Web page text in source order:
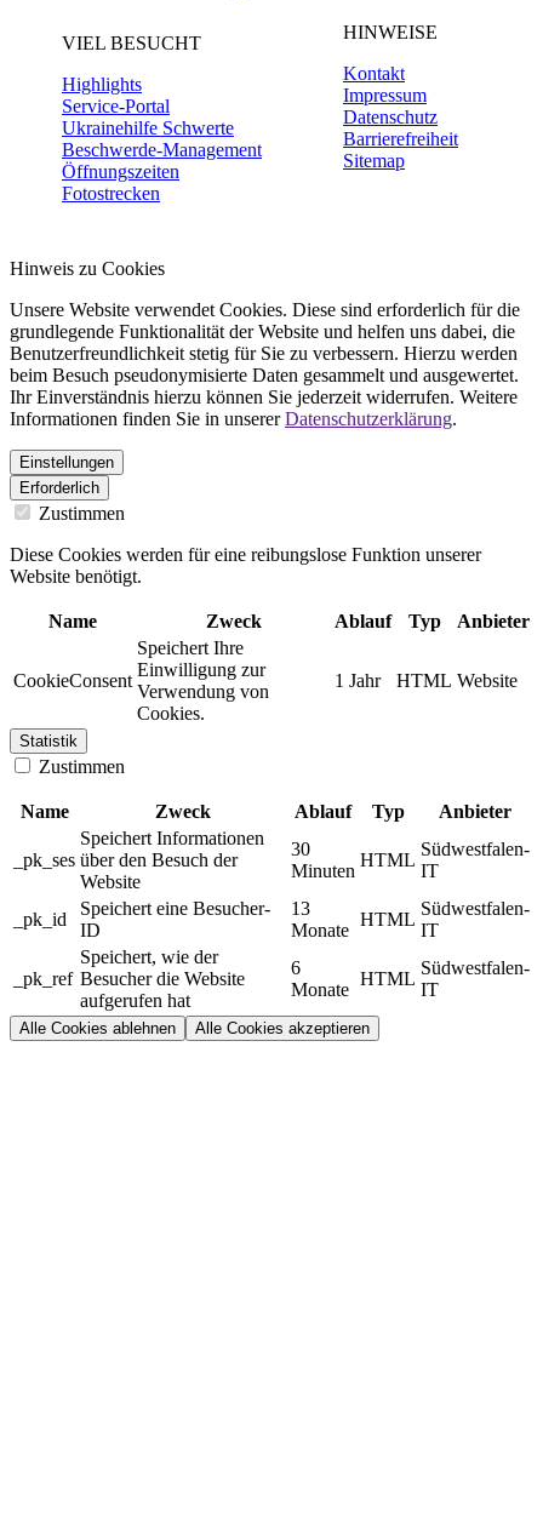
VIEL BESUCHT
Highlights
Service-Portal
Ukrainehilfe Schwerte
Beschwerde-Management
Öffnungszeiten
Fotostrecken
HINWEISE
Kontakt
Impressum
Datenschutz
Barrierefreiheit
Sitemap
Hinweis zu Cookies
Unsere Website verwendet Cookies. Diese sind erforderlich für die
grundlegende Funktionalität der Website und helfen uns dabei, die
Benutzerfreundlichkeit stetig für Sie zu verbessern. Hierzu werden
beim Besuch pseudonymisierte Daten gesammelt und ausgewertet.
Ihr Einverständnis hierzu können Sie jederzeit widerrufen. Weitere
Informationen finden Sie in unsererDatenschutzerklärung.
Einstellungen
Erforderlich
Zustimmen
Diese Cookies werden für eine reibungslose Funktion unserer
Website benötigt.
Name Zweck Ablauf Typ Anbieter
CookieConsent
Speichert Ihre
Einwilligung zur
Verwendung von
Cookies.
1 Jahr HTML Website
Statistik
Zustimmen
Name Zweck Ablauf Typ Anbieter
_pk_ses
Speichert Informationen
über den Besuch der
Website
30
Minuten
HTML
Südwestfalen-
IT
_pk_id
Speichert eine Besucher-
ID
13
Monate
HTML
Südwestfalen-
IT
_pk_ref
Speichert, wie der
Besucher die Website
aufgerufen hat
6
Monate
HTML
Südwestfalen-
IT
Alle Cookies ablehnen Alle Cookies akzeptieren